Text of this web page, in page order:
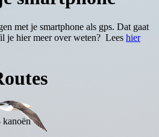
met je smartphone als gps. Dat gaat
je hier meer over weten? Lees hier